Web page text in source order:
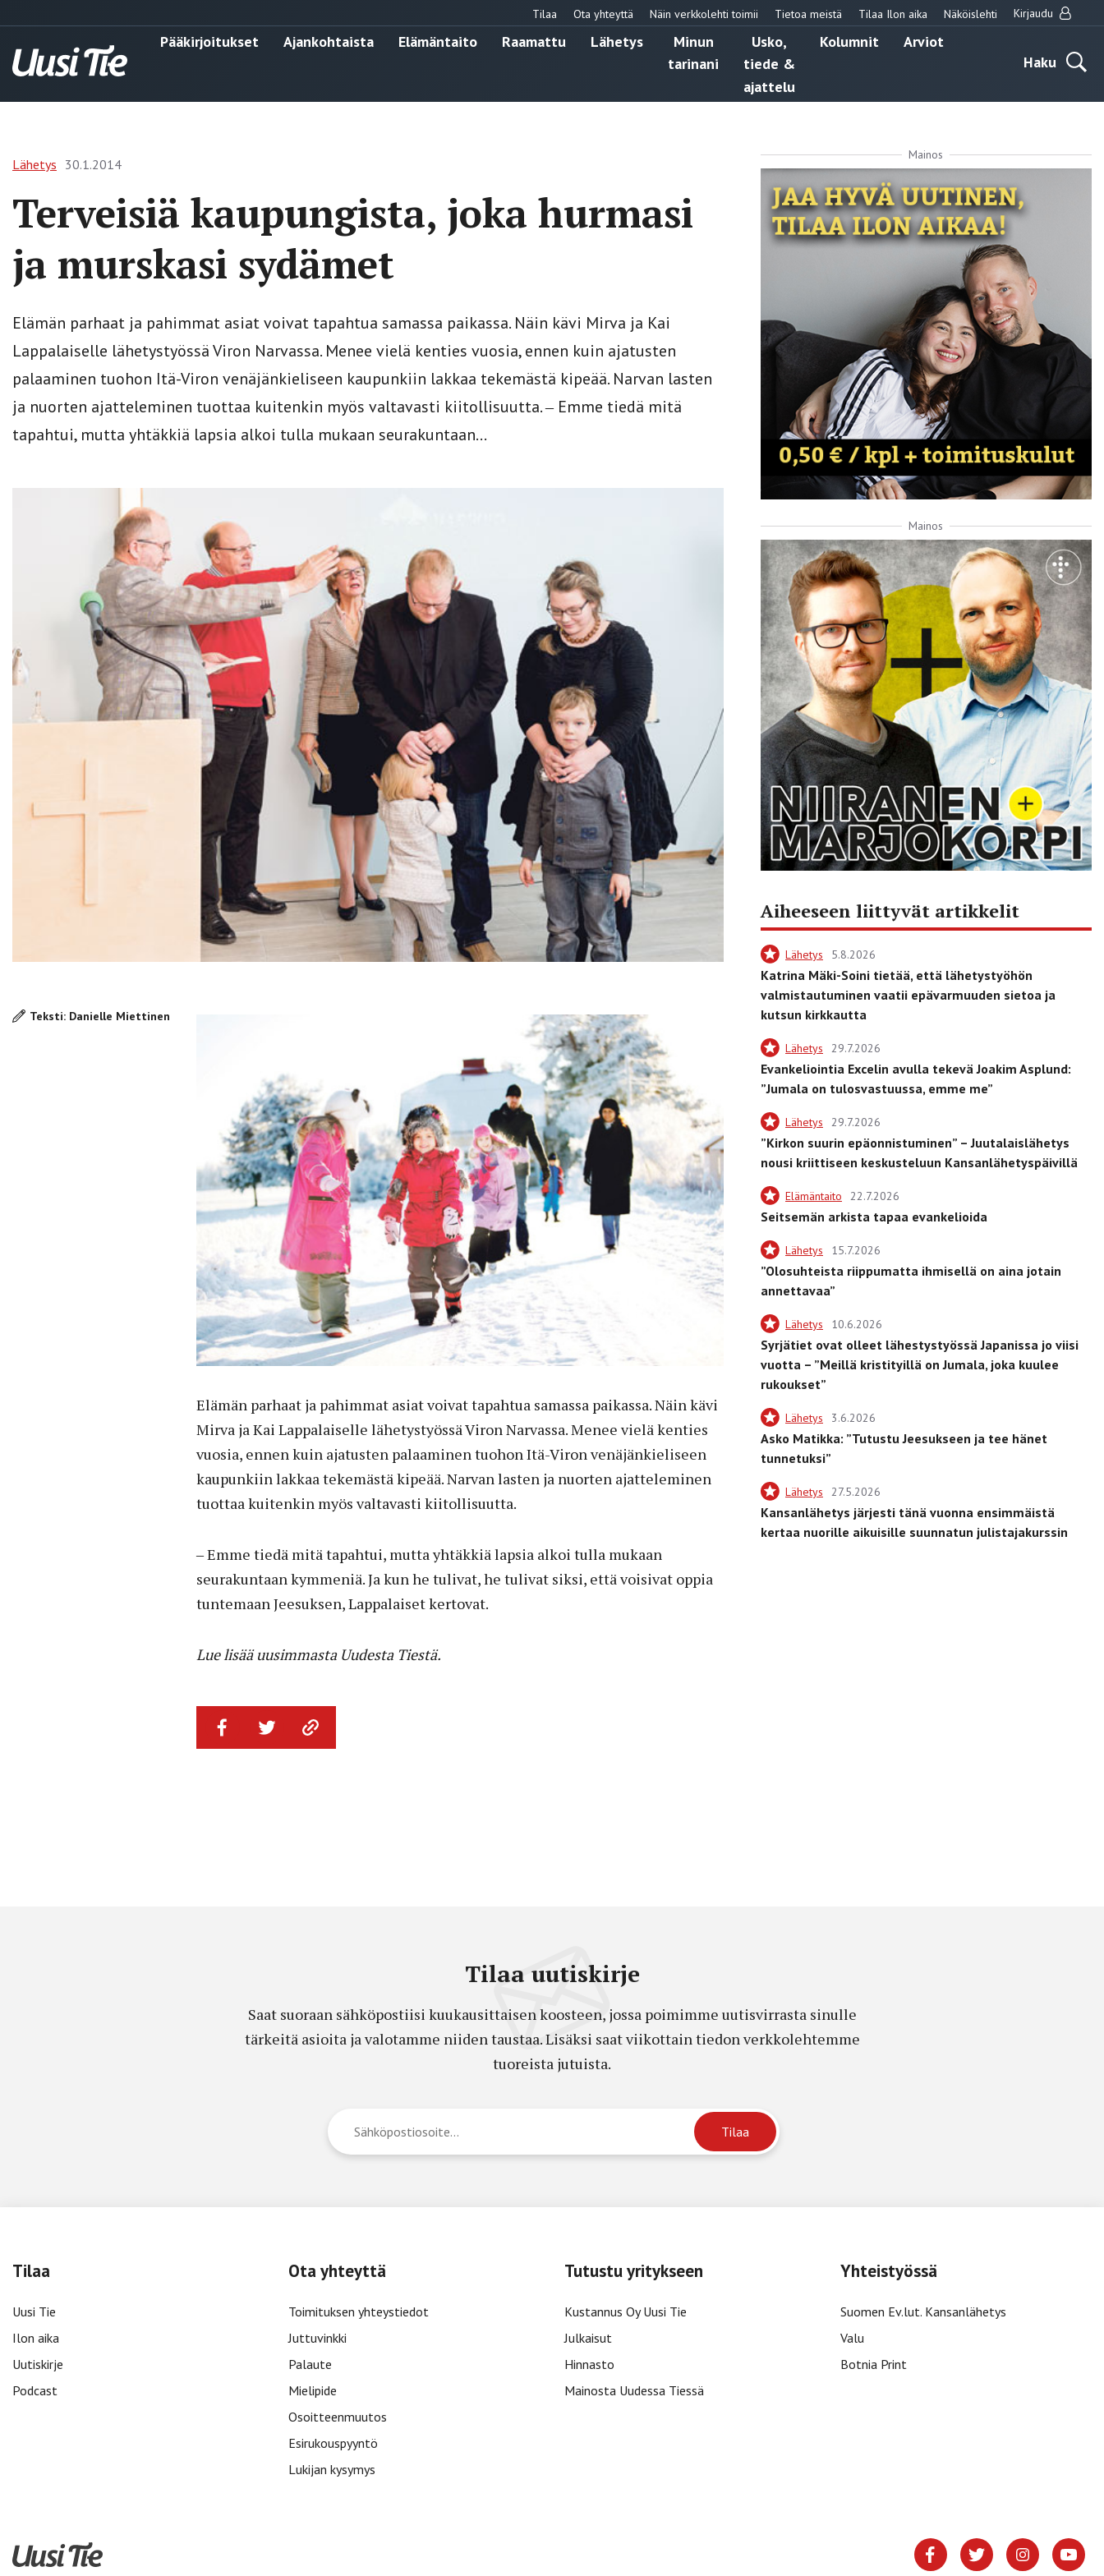
Tilaa Ota yhteyttä Näin verkkolehti toimii Tietoa meistä Tilaa Ilon aika Näköislehti Kirjaudu
Pääkirjoitukset Ajankohtaista Elämäntaito Raamattu Lähetys
Minun
tarinani
Usko,
tiede &
ajattelu
Kolumnit
Arviot
Haku
Lähetys 30.1.2014
Terveisiä kaupungista, joka hurmasi
ja murskasi sydämet
Elämän parhaat ja pahimmat asiat voivat tapahtua samassa paikassa. Näin kävi Mirva ja Kai
Lappalaiselle lähetystyössä Viron Narvassa. Menee vielä kenties vuosia, ennen kuin ajatusten
palaaminen tuohon Itä-Viron venäjänkieliseen kaupunkiin lakkaa tekemästä kipeää. Narvan lasten
ja nuorten ajatteleminen tuottaa kuitenkin myös valtavasti kiitollisuutta. ‒ Emme tiedä mitä
tapahtui, mutta yhtäkkiä lapsia alkoi tulla mukaan seurakuntaan...
Teksti: Danielle Miettinen
Elämän parhaat ja pahimmat asiat voivat tapahtua samassa paikassa. Näin kävi
Mirva ja Kai Lappalaiselle lähetystyössä Viron Narvassa. Menee vielä kenties
vuosia, ennen kuin ajatusten palaaminen tuohon Itä-Viron venäjänkieliseen
kaupunkiin lakkaa tekemästä kipeää. Narvan lasten ja nuorten ajatteleminen
tuottaa kuitenkin myös valtavasti kiitollisuutta.
‒ Emme tiedä mitä tapahtui, mutta yhtäkkiä lapsia alkoi tulla mukaan
seurakuntaan kymmeniä. Ja kun he tulivat, he tulivat siksi, että voisivat oppia
tuntemaan Jeesuksen, Lappalaiset kertovat.
Lue lisää uusimmasta Uudesta Tiestä.
Mainos
Mainos
Aiheeseen liittyvät artikkelit
Lähetys 5.8.2026
Katrina Mäki-Soini tietää, että lähetystyöhön
valmistautuminen vaatii epävarmuuden sietoa ja
kutsun kirkkautta
Lähetys 29.7.2026
Evankeliointia Excelin avulla tekevä Joakim Asplund:
”Jumala on tulosvastuussa, emme me”
Lähetys 29.7.2026
”Kirkon suurin epäonnistuminen” – Juutalaislähetys
nousi kriittiseen keskusteluun Kansanlähetyspäivillä
Elämäntaito 22.7.2026
Seitsemän arkista tapaa evankelioida
Lähetys 15.7.2026
”Olosuhteista riippumatta ihmisellä on aina jotain
annettavaa”
Lähetys 10.6.2026
Syrjätiet ovat olleet lähestystyössä Japanissa jo viisi
vuotta – ”Meillä kristityillä on Jumala, joka kuulee
rukoukset”
Lähetys 3.6.2026
Asko Matikka: ”Tutustu Jeesukseen ja tee hänet
tunnetuksi”
Lähetys 27.5.2026
Kansanlähetys järjesti tänä vuonna ensimmäistä
kertaa nuorille aikuisille suunnatun julistajakurssin
Tilaa uutiskirje
Saat suoraan sähköpostiisi kuukausittaisen koosteen, jossa poimimme uutisvirrasta sinulle
tärkeitä asioita ja valotamme niiden taustaa. Lisäksi saat viikottain tiedon verkkolehtemme
tuoreista jutuista.
Tilaa
Uusi Tie
Ilon aika
Uutiskirje
Podcast
Ota yhteyttä
Toimituksen yhteystiedot
Juttuvinkki
Palaute
Mielipide
Osoitteenmuutos
Esirukouspyyntö
Lukijan kysymys
Tutustu yritykseen
Kustannus Oy Uusi Tie
Julkaisut
Hinnasto
Mainosta Uudessa Tiessä
Yhteistyössä
Suomen Ev.lut. Kansanlähetys
Valu
Botnia Print